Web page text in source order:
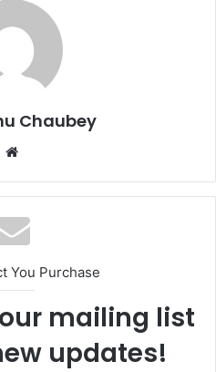
Chaubey
You Purchase
mailing list
updates!